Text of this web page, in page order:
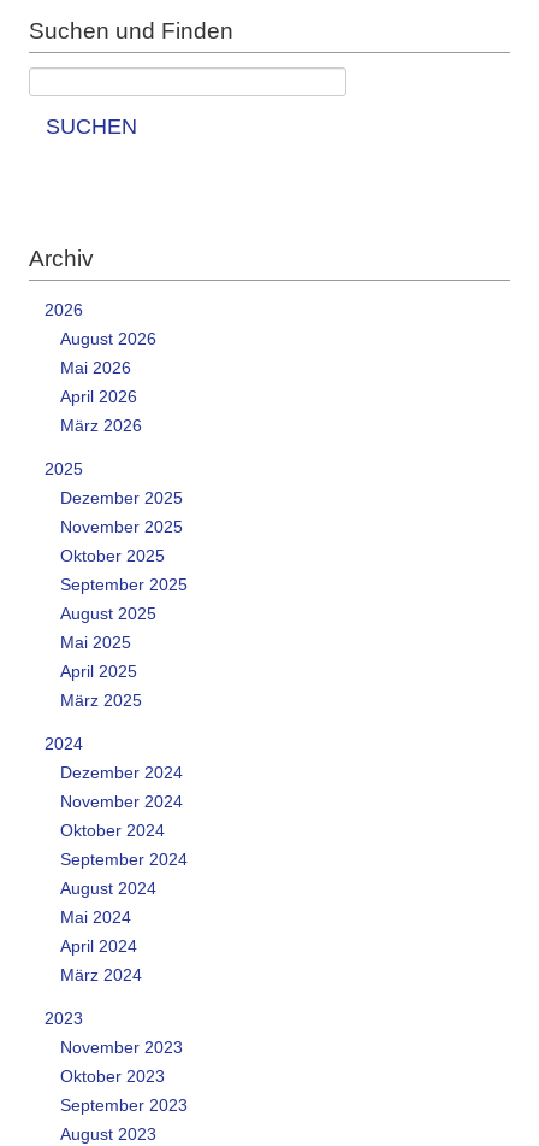
Suchen und Finden
SUCHEN
Archiv
2026
August 2026
Mai 2026
April 2026
März 2026
2025
Dezember 2025
November 2025
Oktober 2025
September 2025
August 2025
Mai 2025
April 2025
März 2025
2024
Dezember 2024
November 2024
Oktober 2024
September 2024
August 2024
Mai 2024
April 2024
März 2024
2023
November 2023
Oktober 2023
September 2023
August 2023